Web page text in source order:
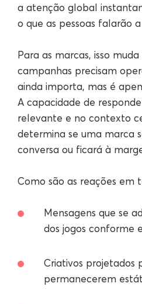
a atenção global
o que as pessoas falarão a
Para as marcas, isso
campanhas precisam
ainda importa, mas é
A capacidade de
relevante e no contexto
determina se uma marca
conversa ou ficará à
Como são as reações em
Mensagens que se
dos jogos conforme
Criativos projetados
permanecerem